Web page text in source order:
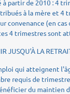
à partir de 2010 : 4
à la mère et 4
convenance (en cas
4 trimestres sont
JUSQU'À LA
qui atteignent
requis de
du maintien